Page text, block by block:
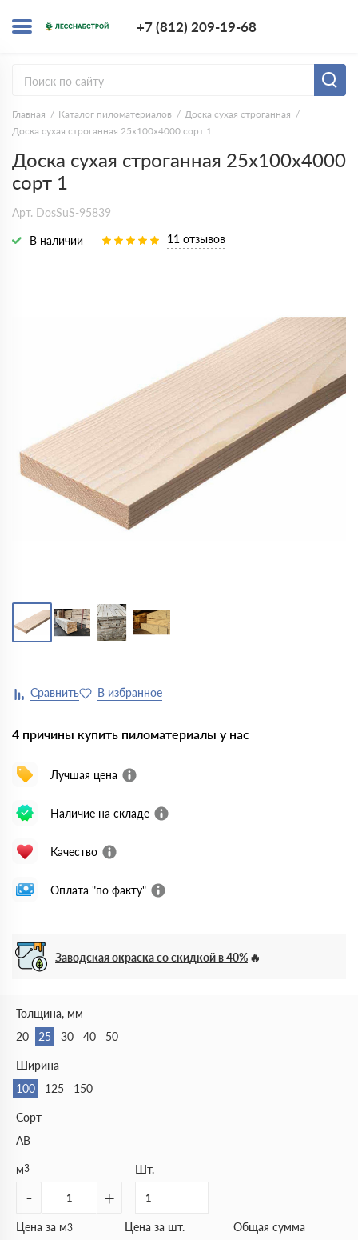
+7 (812) 209-19-68
Главная Каталог пиломатериалов
Доска сухая строганная
Доска сухая строганная 25х100х4000 сорт 1
Доска сухая строганная 25х100х4000
сорт 1
Арт. DosSuS-95839
В наличии 11 отзывов
4 причины купить пиломатериалы у нас
Лучшая цена
Наличие на складе
Качество
Оплата "по факту"
Заводская окраска со скидкой в 40%
Толщина, мм
20
25 30 40 50
Ширина
100
125 150
Сорт
АВ
м3
- +
Шт.
Цена за м3 Цена за шт. Общая сумма